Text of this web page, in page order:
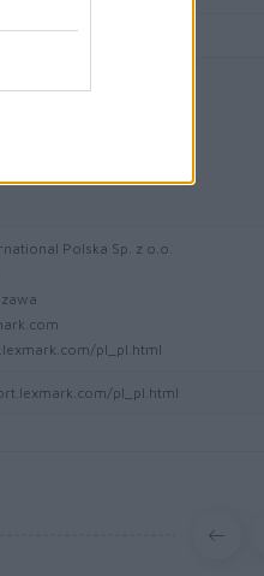
Polska Sp. z o.o.
pl_pl.html
pl_pl.html